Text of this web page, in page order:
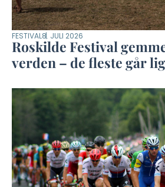
FESTIVAL8. JULI 2026
Roskilde Festival
verden – de fleste går